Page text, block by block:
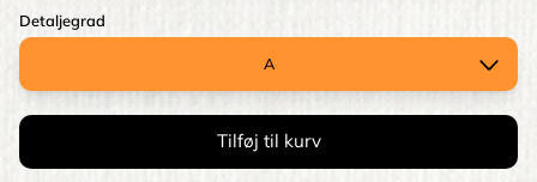
Detaljegrad